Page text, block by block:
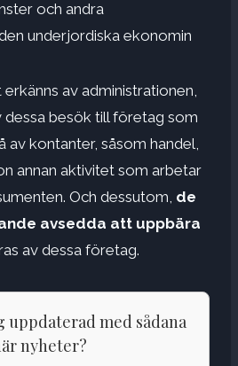
och andra
underjordiska ekonomin
av administrationen,
besök till företag som
av kontanter, såsom handel,
annan aktivitet som arbetar
Och dessutom, de
avsedda att uppbära
av dessa företag.
uppdaterad med sådana
nyheter?